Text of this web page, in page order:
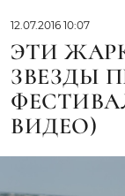
12.07.2016 10:07
ЭТИ
ЗВЕЗДЫ
ВИДЕО)